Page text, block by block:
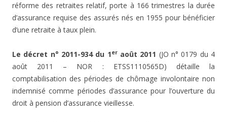
réforme des retraites relatif, porte à 166 trimestres la durée
d’assurance requise des assurés nés en 1955 pour bénéficier
d’une retraite à taux plein.
Le décret n° 2011-934 du 1eraoût 2011 (JO n° 0179 du 4
août 2011 – NOR : ETSS1110565D) détaille la
comptabilisation des périodes de chômage involontaire non
indemnisé comme périodes d’assurance pour l’ouverture du
droit à pension d’assurance vieillesse.